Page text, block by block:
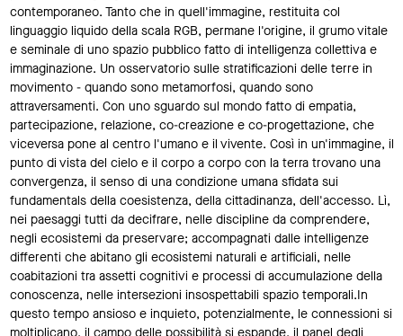
contemporaneo. Tanto che in quell'immagine, restituita col
linguaggio liquido della scala RGB, permane l'origine, il grumo vitale
e seminale di uno spazio pubblico fatto di intelligenza collettiva e
immaginazione. Un osservatorio sulle stratificazioni delle terre in
movimento - quando sono metamorfosi, quando sono
attraversamenti. Con uno sguardo sul mondo fatto di empatia,
partecipazione, relazione, co-creazione e co-progettazione, che
viceversa pone al centro l'umano e il vivente. Così in un'immagine, il
punto di vista del cielo e il corpo a corpo con la terra trovano una
convergenza, il senso di una condizione umana sfidata sui
fundamentals della coesistenza, della cittadinanza, dell'accesso. Lì,
nei paesaggi tutti da decifrare, nelle discipline da comprendere,
negli ecosistemi da preservare; accompagnati dalle intelligenze
differenti che abitano gli ecosistemi naturali e artificiali, nelle
coabitazioni tra assetti cognitivi e processi di accumulazione della
conoscenza, nelle intersezioni insospettabili spazio temporali.In
questo tempo ansioso e inquieto, potenzialmente, le connessioni si
moltiplicano, il campo delle possibilità si espande, il panel degli